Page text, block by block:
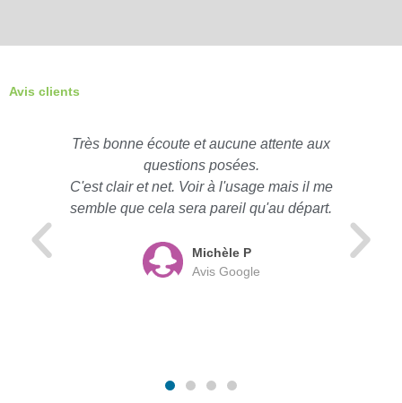
Avis clients
Très bonne écoute et aucune attente aux
questions posées.
C'est clair et net. Voir à l'usage mais il me
semble que cela sera pareil qu'au départ.
Michèle P
Avis Google